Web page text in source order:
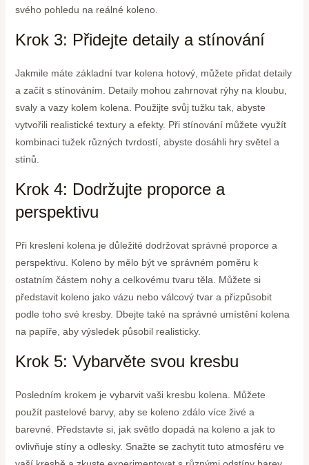
svého pohledu na reálné koleno.
Krok 3: Přidejte detaily a stínování
Jakmile máte základní tvar kolena hotový, můžete přidat detaily
a začít s stínováním. Detaily mohou zahrnovat rýhy na kloubu,
svaly a vazy kolem kolena. Použijte svůj tužku tak, abyste
vytvořili realistické textury a efekty. Při stínování můžete využít
kombinaci tužek různých tvrdostí, abyste dosáhli hry světel a
stínů.
Krok 4: Dodržujte proporce a
perspektivu
Při kreslení kolena je důležité dodržovat správné proporce a
perspektivu. Koleno by mělo být ve správném poměru k
ostatním částem nohy a celkovému tvaru těla. Můžete si
představit koleno jako vázu nebo válcový tvar a přizpůsobit
podle toho své kresby. Dbejte také na správné umístění kolena
na papíře, aby výsledek působil realisticky.
Krok 5: Vybarvěte svou kresbu
Posledním krokem je vybarvit vaši kresbu kolena. Můžete
použít pastelové barvy, aby se koleno zdálo více živé a
barevné. Představte si, jak světlo dopadá na koleno a jak to
ovlivňuje stíny a odlesky. Snažte se zachytit tuto atmosféru ve